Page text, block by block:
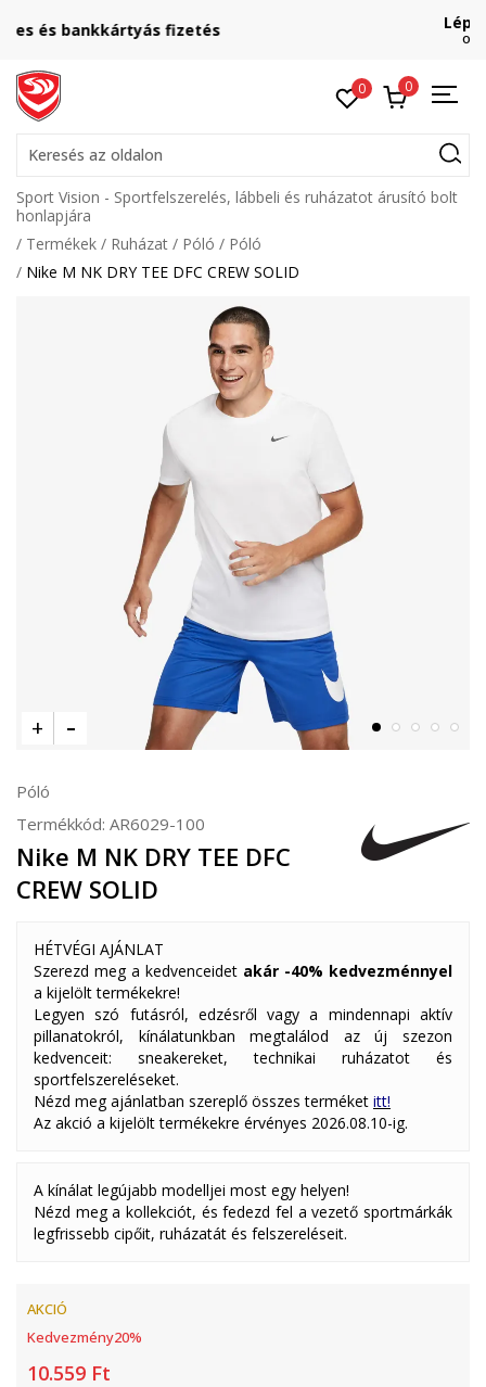
Lépj velünk kapcsolatba
online@sport-vision.hu
0 0
Keresés az oldalon
Sport Vision - Sportfelszerelés, lábbeli és ruházatot árusító bolt
honlapjára
Termékek
Ruházat Póló
Póló
Nike M NK DRY TEE DFC CREW SOLID
Póló
Termékkód: AR6029-100
Nike M NK DRY TEE DFC
CREW SOLID
HÉTVÉGI AJÁNLAT
Szerezd meg a kedvenceidet akár -40% kedvezménnyel
a kijelölt termékekre!
Legyen szó futásról, edzésről vagy a mindennapi aktív
pillanatokról, kínálatunkban megtalálod az új szezon
kedvenceit: sneakereket, technikai ruházatot és
sportfelszereléseket.
Nézd meg ajánlatban szereplő összes terméket itt!
Az akció a kijelölt termékekre érvényes 2026.08.10-ig.
A kínálat legújabb modelljei most egy helyen!
Nézd meg a kollekciót, és fedezd fel a vezető sportmárkák
legfrissebb cipőit, ruházatát és felszereléseit.
AKCIÓ
Kedvezmény20%
10.559 Ft